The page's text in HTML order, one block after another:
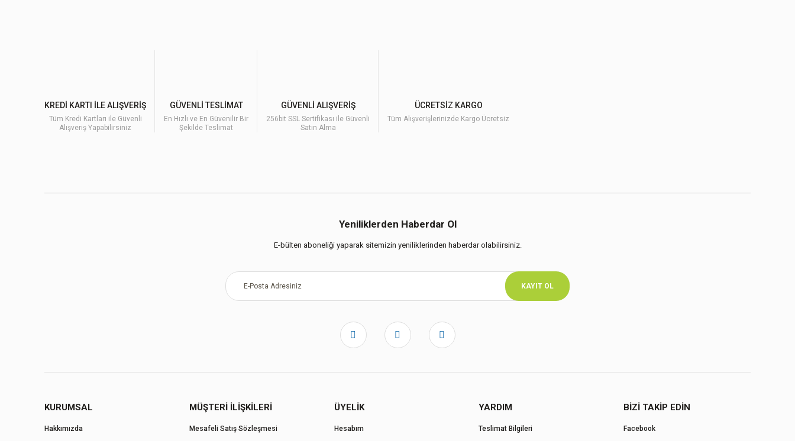
KREDİ KARTI İLE ALIŞVERİŞ
Tüm Kredi Kartları ile Güvenli
Alışveriş Yapabilirsiniz
GÜVENLİ TESLİMAT
En Hızlı ve En Güvenilir Bir
Şekilde Teslimat
GÜVENLİ ALIŞVERİŞ
256bit SSL Sertifikası ile Güvenli
Satın Alma
ÜCRETSİZ KARGO
Tüm Alışverişlerinizde Kargo Ücretsiz
Yeniliklerden Haberdar Ol
E-bülten aboneliği yaparak sitemizin yeniliklerinden haberdar olabilirsiniz.
KAYIT OL
KURUMSAL
Hakkımızda
MÜŞTERİ İLİŞKİLERİ
Mesafeli Satış Sözleşmesi
ÜYELİK
Hesabım
YARDIM
Teslimat Bilgileri
BİZİ TAKİP EDİN
Facebook